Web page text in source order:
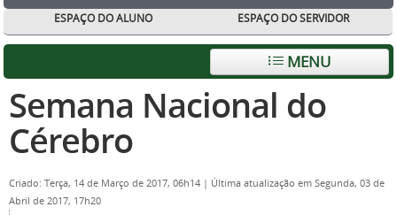
ESPAÇO DO ALUNO
ESPAÇO DO SERVIDOR
MENU
Semana Nacional do
Cérebro
Criado: Terça, 14 de Março de 2017, 06h14 | Última atualização em Segunda, 03 de
Abril de 2017, 17h20